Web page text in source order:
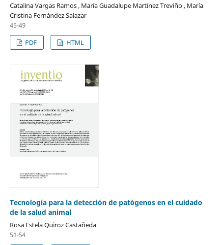
Catalina Vargas Ramos , María Guadalupe Martínez Treviño , María
Cristina Fernández Salazar
45-49
PDF
HTML
Tecnología para la detección de patógenos en el cuidado
de la salud animal
Rosa Estela Quiroz Castañeda
51-54